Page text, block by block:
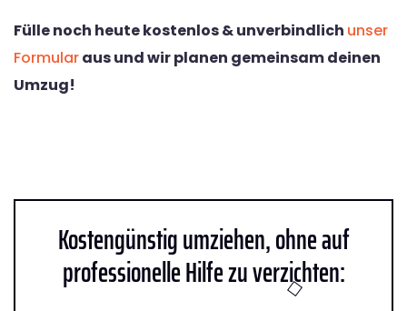
Fülle noch heute kostenlos & unverbindlich unser
Formularaus und wir planen gemeinsam deinen
Umzug!
Kostengünstig umziehen, ohne auf
professionelle Hilfe zu verzichten: